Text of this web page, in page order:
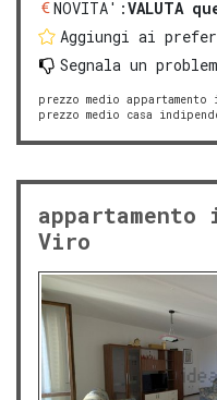
NOVITA':VALUTA
Aggiungi ai
Segnala un
prezzo medio appartamento
prezzo medio casa
Viro